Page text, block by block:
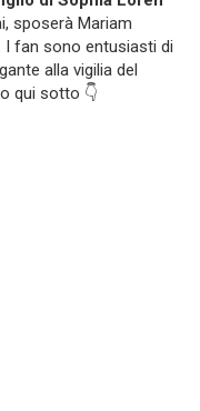
sposerà Mariam
I fan sono entusiasti di
alla vigilia del
qui sotto 👇